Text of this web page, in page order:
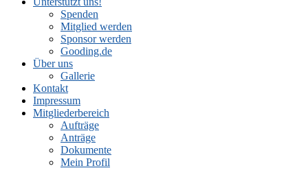
Spenden
Mitglied werden
Sponsor werden
Gooding.de
Über uns
Gallerie
Kontakt
Impressum
Mitgliederbereich
Aufträge
Anträge
Dokumente
Mein Profil